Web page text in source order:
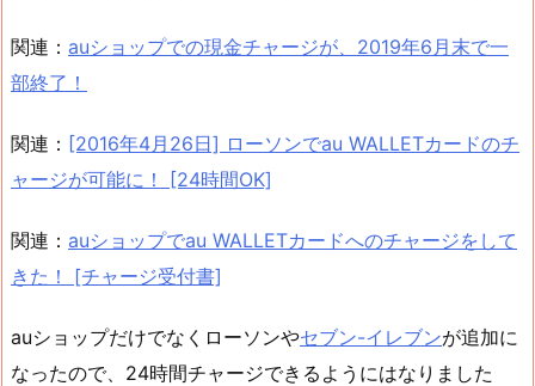
関連： auショップでの現金チャージが、2019年6月末で一
部終了！
関連： [2016年4月26日] ローソンでau WALLETカードのチ
ャージが可能に！ [24時間OK]
関連： auショップでau WALLETカードへのチャージをして
きた！ [チャージ受付書]
auショップだけでなくローソンやセブン-イレブンが追加に
なったので、24時間チャージできるようにはなりました